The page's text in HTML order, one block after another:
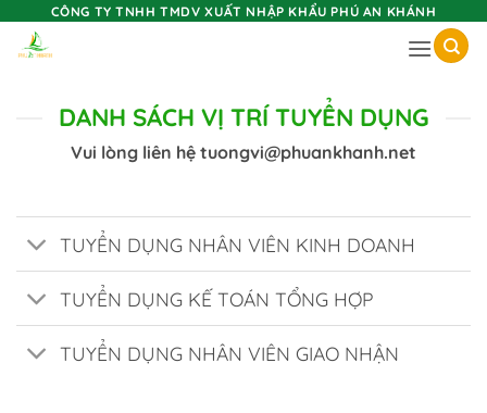
CÔNG TY TNHH TMDV XUẤT NHẬP KHẨU PHÚ AN KHÁNH
DANH SÁCH VỊ TRÍ TUYỂN DỤNG
Vui lòng liên hệ tuongvi@phuankhanh.net
TUYỂN DỤNG NHÂN VIÊN KINH DOANH
TUYỂN DỤNG KẾ TOÁN TỔNG HỢP
TUYỂN DỤNG NHÂN VIÊN GIAO NHẬN